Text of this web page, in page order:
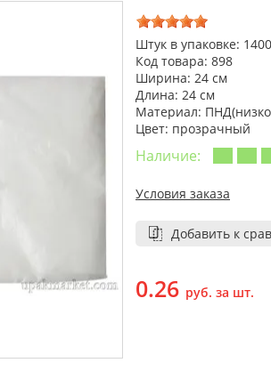
Штук в упаковке:
Код товара: 898
Ширина: 24 см
Длина: 24 см
Материал:
Цвет: прозрачный
Наличие:
Условия заказа
Добавить к
0.26 руб. за шт.